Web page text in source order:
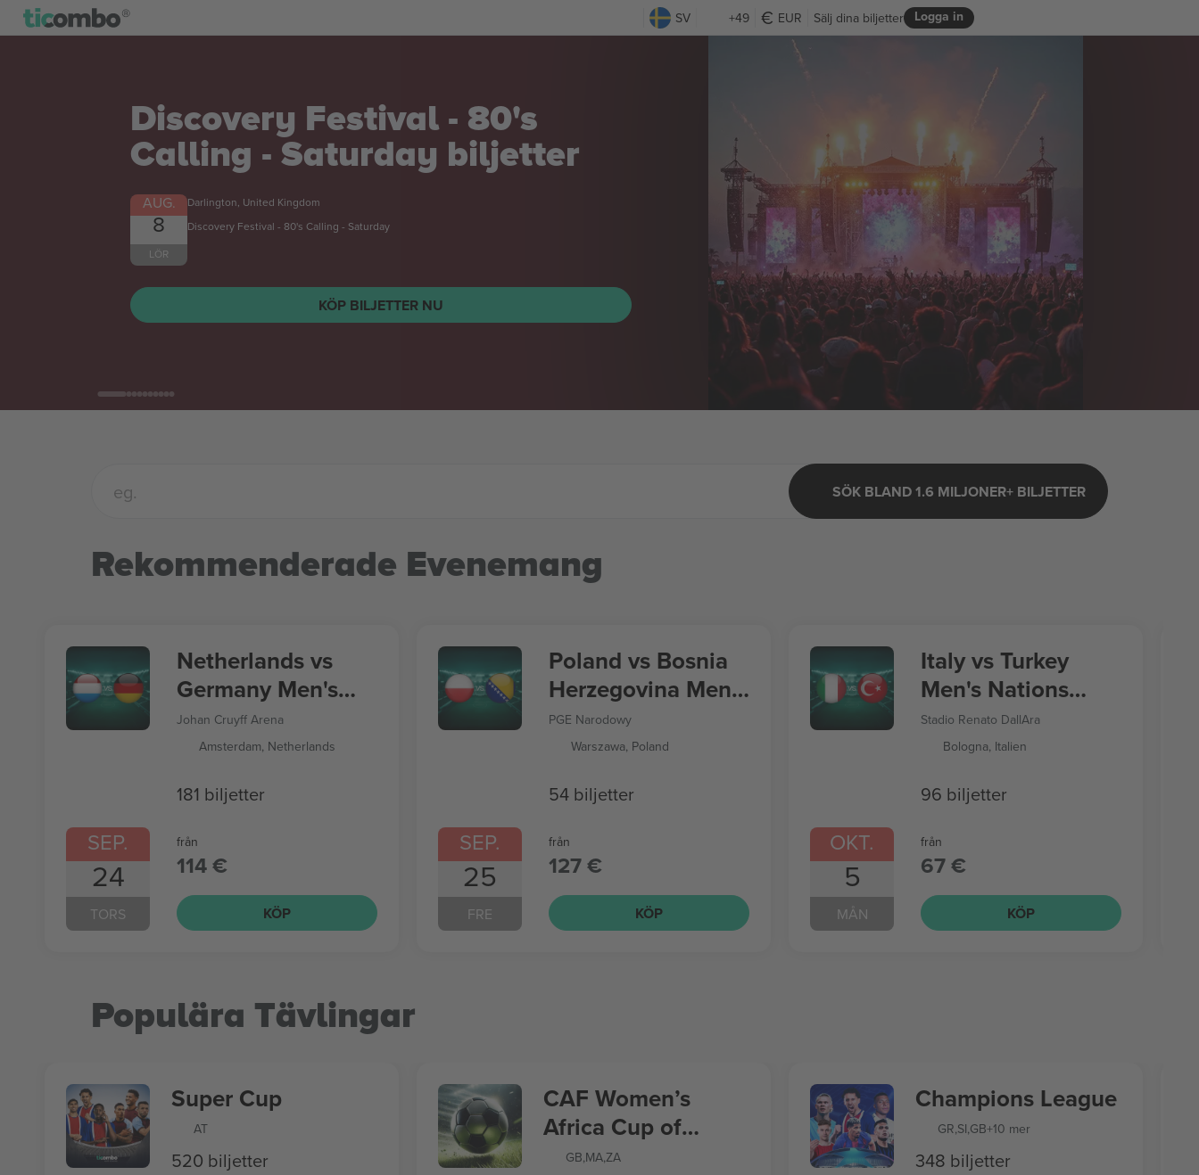
SV +49 EUR Logga in
Sälj dina biljetter
Mateusz Gamrot vs Quillan
Salkilld UFC Fight Night
biljetter
AUG.
8
Las Vegas, United States
KÖP BILJETTER NU
SÖK BLAND 1.6 MILJONER+ BILJETTER
Rekommenderade Evenemang
SEP.
24
TORS
Netherlands vs
Germany Men's
Nations League
Johan Cruyff Arena
Amsterdam, Netherlands
181 biljetter
från
114 €
KÖP
SEP.
25
FRE
Poland vs Bosnia
Herzegovina Men's
Nations League
PGE Narodowy
Warszawa, Poland
54 biljetter
från
127 €
KÖP
OKT.
5
MÅN
Italy vs Turkey
Men's Nations
League
Stadio Renato DallAra
Bologna, Italien
96 biljetter
från
67 €
KÖP
Populära Tävlingar
Super Cup
AT
520 biljetter
CAF Women’s
Africa Cup of
Nations
GB,MA,ZA
Champions League
GR,SI,GB+10 mer
348 biljetter